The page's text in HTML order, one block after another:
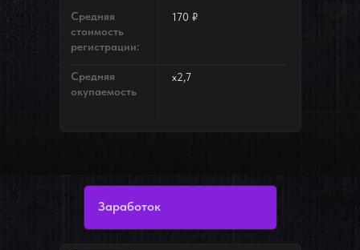
170 ₽
х2,7
Средняя
стоимость
регистрации:
Средняя
окупаемость
Заработок